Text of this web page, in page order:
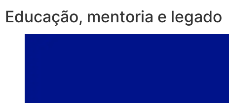
Educação, mentoria e legado